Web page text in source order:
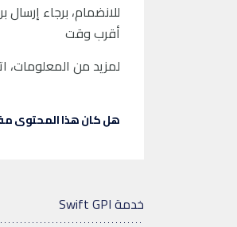
للانضمام، برجاء إرسال
أقرب وقت
لمزيد من المعلومات، اتصل على 19700 أو
هل كان هذا المحتوى
خدمة Swift GPI